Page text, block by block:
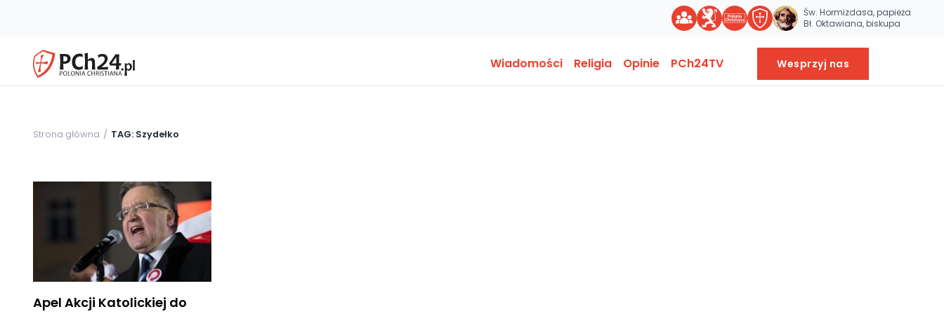
Św. Hormizdasa, papieża
Bł. Oktawiana, biskupa
Wiadomości Religia Opinie PCh24TV Wesprzyj nas
Strona główna TAG: Szydełko
Apel Akcji Katolickiej do